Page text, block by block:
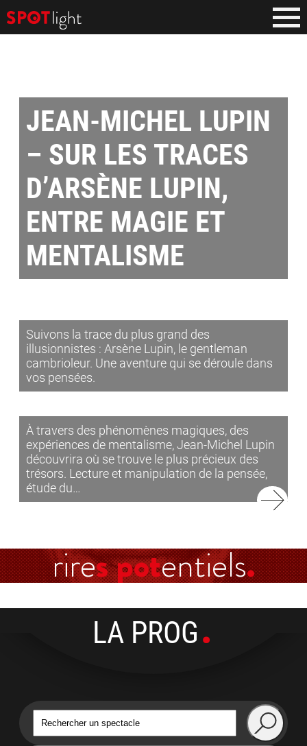
JEAN-MICHEL LUPIN
– SUR LES TRACES
D’ARSÈNE LUPIN,
ENTRE MAGIE ET
MENTALISME
Suivons la trace du plus grand des
illusionnistes : Arsène Lupin, le gentleman
cambrioleur. Une aventure qui se déroule dans
vos pensées.
À travers des phénomènes magiques, des
expériences de mentalisme, Jean-Michel Lupin
découvrira où se trouve le plus précieux des
trésors. Lecture et manipulation de la pensée,
étude du…
rires potentiels
LA PROG